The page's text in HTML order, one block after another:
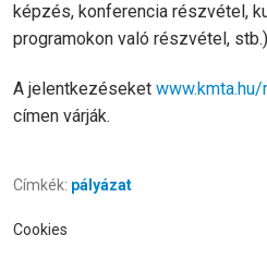
képzés, konferencia részvétel,
programokon való részvétel, stb.)
A jelentkezéseket
címen várják.
Címkék: pályázat
Cookies